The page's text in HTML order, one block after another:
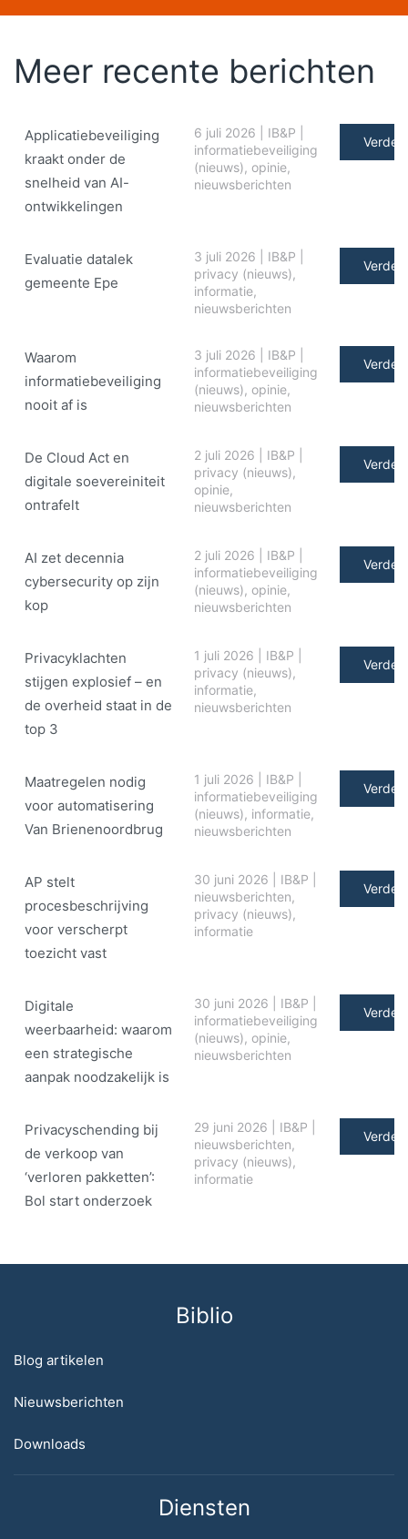
Meer recente berichten
Applicatiebeveiliging
kraakt onder de
snelheid van AI-
ontwikkelingen
6 juli 2026 IB&P
informatiebeveiliging
(nieuws), opinie,
nieuwsberichten
Verder
Evaluatie datalek
gemeente Epe
3 juli 2026 IB&P
privacy (nieuws),
informatie,
nieuwsberichten
Verder
Waarom
informatiebeveiliging
nooit af is
3 juli 2026 IB&P
informatiebeveiliging
(nieuws), opinie,
nieuwsberichten
Verder
De Cloud Act en
digitale soe­ve­rei­ni­teit
ontrafelt
2 juli 2026 IB&P
privacy (nieuws),
opinie,
nieuwsberichten
Verder
AI zet decennia
cybersecurity op zijn
kop
2 juli 2026 IB&P
informatiebeveiliging
(nieuws), opinie,
nieuwsberichten
Verder
Privacyklachten
stijgen explosief – en
de overheid staat in de
top 3
1 juli 2026 IB&P
privacy (nieuws),
informatie,
nieuwsberichten
Verder
Maatregelen nodig
voor automatisering
Van Brienenoordbrug
1 juli 2026 IB&P
informatiebeveiliging
(nieuws), informatie,
nieuwsberichten
Verder
AP stelt
procesbeschrijving
voor verscherpt
toezicht vast
30 juni 2026 IB&P
nieuwsberichten,
privacy (nieuws),
informatie
Verder
Digitale
weerbaarheid: waarom
een strategische
aanpak noodzakelijk is
30 juni 2026 IB&P
informatiebeveiliging
(nieuws), opinie,
nieuwsberichten
Verder
Privacyschending bij
de verkoop van
‘verloren pakketten’:
Bol start onderzoek
29 juni 2026 IB&P
nieuwsberichten,
privacy (nieuws),
informatie
Verder
Biblio
Blog artikelen
Nieuwsberichten
Downloads
Diensten